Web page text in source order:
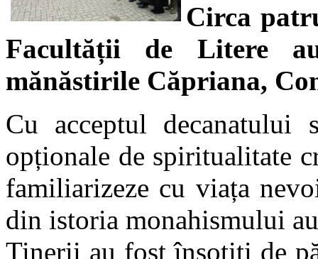
Circa
Facultății de Litere
mănăstirile Căpriana,
Cu acceptul decanatului
opționale de spiritualitate
familiarizeze cu viața
din istoria monahismului
Tinerii au fost însoțiți de